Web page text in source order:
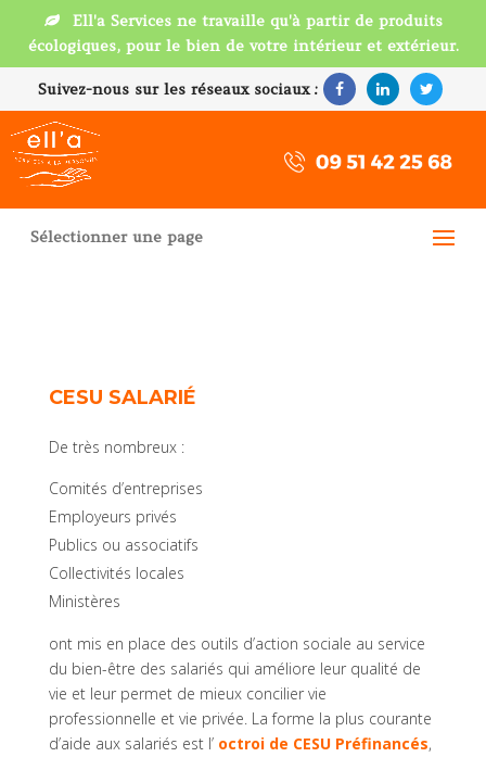
Ell'a Services ne travaille qu'à partir de produits
écologiques, pour le bien de votre intérieur et extérieur.
Suivez-nous sur les réseaux sociaux :
Sélectionner une page
CESU SALARIÉ
De très nombreux :
Comités d’entreprises
Employeurs privés
Publics ou associatifs
Collectivités locales
Ministères
ont mis en place des outils d’action sociale au service
du bien-être des salariés qui améliore leur qualité de
vie et leur permet de mieux concilier vie
professionnelle et vie privée. La forme la plus courante
d’aide aux salariés est l’ octroi de CESU Préfinancés,